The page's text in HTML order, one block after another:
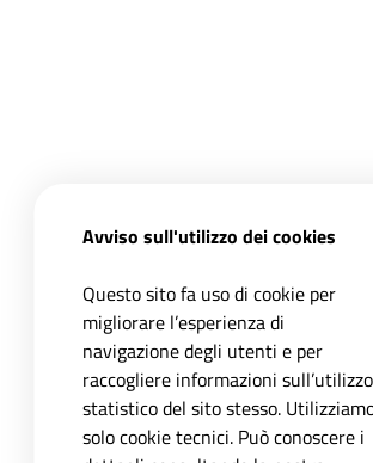
Avviso sull'utilizzo dei cookies
Questo sito fa uso di cookie per
migliorare l’esperienza di
navigazione degli utenti e per
raccogliere informazioni sull’utilizzo
statistico del sito stesso.
solo cookie tecnici. Può conoscere i